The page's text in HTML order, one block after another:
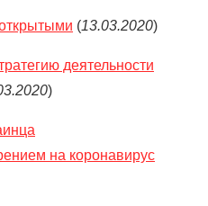
(13.03.2020)
деятельности
)
на коронавирус